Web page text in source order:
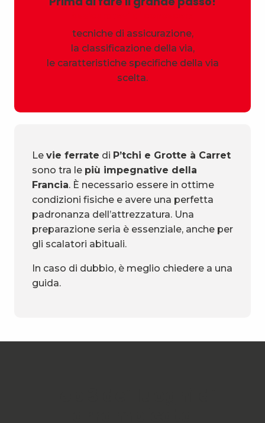
tecniche di assicurazione,
la classificazione della via,
le caratteristiche specifiche della via
scelta.
Le vie ferrate di P’tchi e Grotte à Carret
sono tra le più impegnative della
Francia. È necessario essere in ottime
condizioni fisiche e avere una perfetta
padronanza dell’attrezzatura. Una
preparazione seria è essenziale, anche per
gli scalatori abituali.
In caso di dubbio, è meglio chiedere a una
guida.